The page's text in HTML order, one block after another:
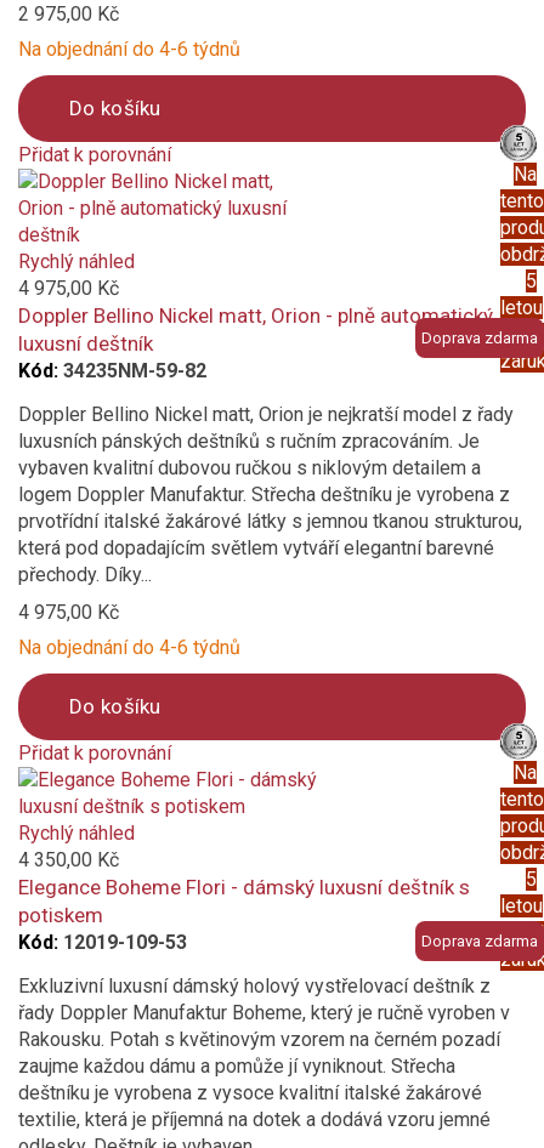
Na
tento
5
letou
2 975,00 Kč
Na objednání do 4-6 týdnů
Do košíku
Přidat k porovnání
Product
is
added
to
compare
Doprava zdarma
Na
tento
5
letou
Rychlý náhled
4 975,00 Kč
Doppler Bellino Nickel matt, Orion - plně automatický
luxusní deštník
Kód: 34235NM-59-82
Doppler Bellino Nickel matt, Orion je nejkratší model z řady
luxusních pánských deštníků s ručním zpracováním. Je
vybaven kvalitní dubovou ručkou s niklovým detailem a
logem Doppler Manufaktur. Střecha deštníku je vyrobena z
prvotřídní italské žakárové látky s jemnou tkanou strukturou,
která pod dopadajícím světlem vytváří elegantní barevné
přechody. Díky...
4 975,00 Kč
Na objednání do 4-6 týdnů
Do košíku
Přidat k porovnání
Product
is
added
to
compare
Doprava zdarma
Rychlý náhled
4 350,00 Kč
Elegance Boheme Flori - dámský luxusní deštník s
potiskem
Kód: 12019-109-53
Exkluzivní luxusní dámský holový vystřelovací deštník z
řady Doppler Manufaktur Boheme, který je ručně vyroben v
Rakousku. Potah s květinovým vzorem na černém pozadí
zaujme každou dámu a pomůže jí vyniknout. Střecha
deštníku je vyrobena z vysoce kvalitní italské žakárové
textilie, která je příjemná na dotek a dodává vzoru jemné